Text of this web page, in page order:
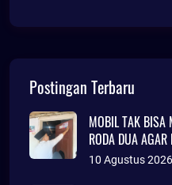
Postingan Terbaru
MOBIL TAK BISA
RODA DUA
JEMBER
10 Agustus 2026